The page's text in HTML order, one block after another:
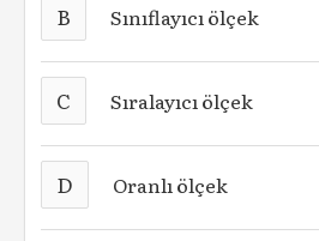
B Sınıflayıcı ölçek
C Sıralayıcı ölçek
D Oranlı ölçek